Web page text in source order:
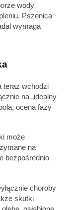
wody
Pszenica
wymaga
teraz wchodzi
na „idealny
ocena fazy
może
na
bezpośrednio
choroby
skutki